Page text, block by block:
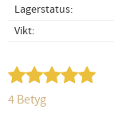
Lagerstatus
Vikt
4 Betyg